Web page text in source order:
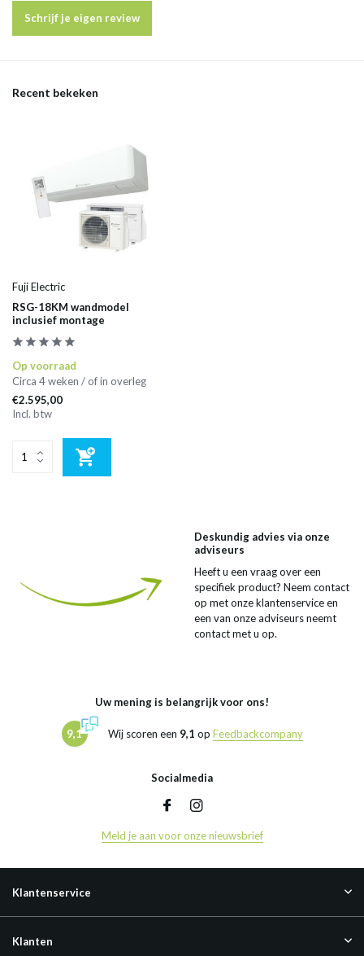
Schrijf je eigen review
Recent bekeken
Fuji Electric
RSG-18KM wandmodel
inclusief montage
Op voorraad
Circa 4 weken / of in overleg
€2.595,00
Incl. btw
Deskundig advies via onze
adviseurs
Heeft u een vraag over een
specifiek product? Neem contact
op met onze klantenservice en
een van onze adviseurs neemt
contact met u op.
Uw mening is belangrijk voor ons!
9,1 Wij scoren een 9,1 op Feedbackcompany
Socialmedia
Meld je aan voor onze nieuwsbrief
Klantenservice
Klanten